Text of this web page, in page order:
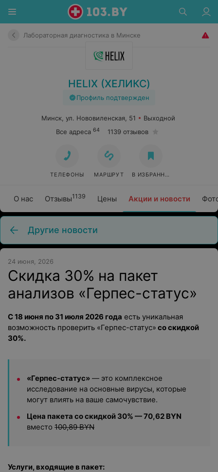
Лабораторная диагностика в Минске
HELIX (ХЕЛИКС)
Профиль подтвержден
О нас Отзывы1139 Цены Акции и новости
Минск, ул. Нововиленская, 51
Выходной
Все адреса 64 1139 отзывов
ТЕЛЕФОНЫ МАРШРУТ В ИЗБРАННОЕ
Другие новости
24 июня, 2026
Скидка 30% на пакет
анализов «Герпес-статус»
С 18 июня по 31 июля 2026 года есть уникальная
возможность проверить «Герпес-статус» со скидкой
30%.
«Герпес-статус» — это комплексное
исследование на основные вирусы, которые
могут влиять на ваше самочувствие.
Цена пакета со скидкой 30% — 70,62 BYN
вмеcто 100,89 BYN
Услуги, входящие в пакет: